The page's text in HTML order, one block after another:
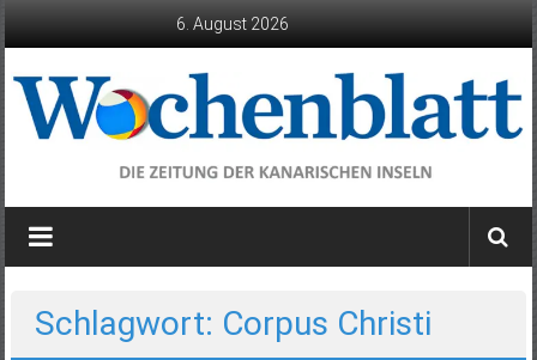
6. August 2026
Wochenblatt
die
Kanarischen
Schlagwort: Corpus Christi